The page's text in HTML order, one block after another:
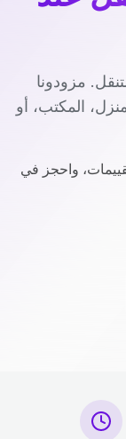
مزودونا
المكتب، أو
واحجز في